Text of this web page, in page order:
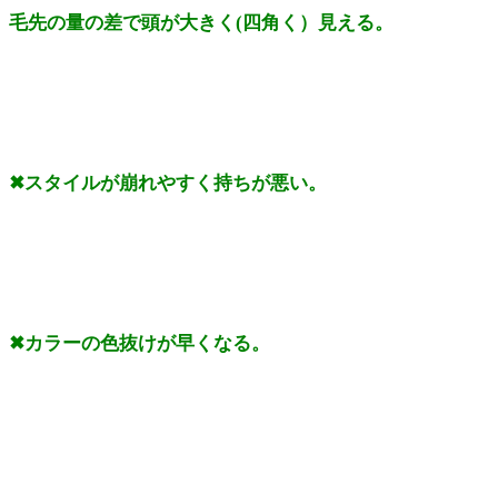
毛先の量の差で頭が大きく(四角く）見える。
✖スタイルが崩れやすく持ちが悪い。
✖カラーの色抜けが早くなる。